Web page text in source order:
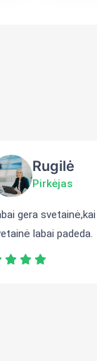
Rugilė
Pirkėjas
gera
labai padeda.